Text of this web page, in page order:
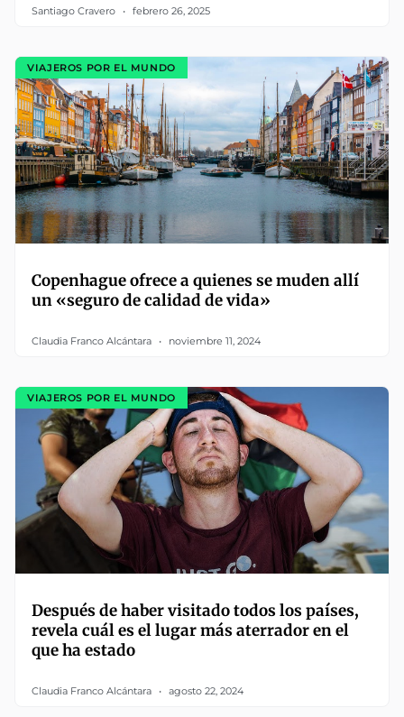
Santiago Cravero febrero 26, 2025
VIAJEROS POR EL MUNDO
Copenhague ofrece a quienes se muden allí
un «seguro de calidad de vida»
Claudia Franco Alcántara noviembre 11, 2024
VIAJEROS POR EL MUNDO
Después de haber visitado todos los países,
revela cuál es el lugar más aterrador en el
que ha estado
Claudia Franco Alcántara agosto 22, 2024